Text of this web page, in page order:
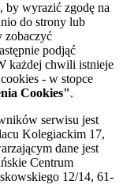
, by wyrazić zgodę na
do strony lub
zobaczyć
podjąć
każdej chwili istnieje
- w stopce
Cookies".
serwisu jest
Kolegiackim 17,
dane jest
Centrum
12/14, 61-